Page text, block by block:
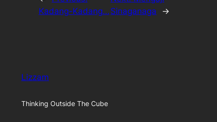
Kadang-Kadang… Sinaganaga
→
Lizzam
Thinking Outside The Cube